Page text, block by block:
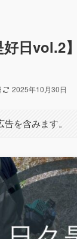
好日
2025年10月30日
を含みます。